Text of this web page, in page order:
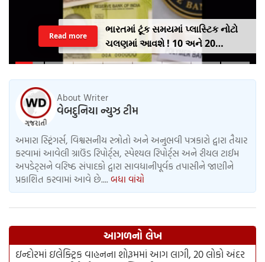
ભારતમાં ટૂંક સમયમાં પ્લાસ્ટિક નોટો
ચલણમાં આવશે ! 10 અને 20
રૂપિયાની નોટથી થશે શરૂઆત,
Read more
About Writer
વેબદુનિયા ન્યુઝ ટીમ
અમારા સ્ટ્રિંગર્સ, વિશ્વસનીય સ્ત્રોતો અને અનુભવી પત્રકારો દ્વારા તૈયાર
કરવામાં આવેલી ગ્રાઉંડ રિપોર્ટ્સ, સ્પેશ્યલ રિપોર્ટ્સ અને રીયલ ટાઈમ
અપડેટ્સને વરિષ્ઠ સંપાદકો દ્વારા સાવધાનીપૂર્વક તપાસીને જાણીને
પ્રકાશિત કરવામાં આવે છે.... બધા વાંચો
આગળનો લેખ
ઇન્દોરમાં ઇલેક્ટ્રિક વાહનના શોરૂમમાં આગ લાગી, 20 લોકો અંદર